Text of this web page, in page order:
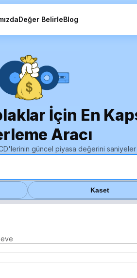
Değer BelirleBlog
İçin En
Aracı
güncel piyasa değerini
Kaset